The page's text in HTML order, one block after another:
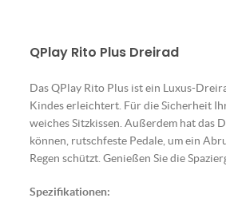
QPlay Rito Plus Dreirad
Das QPlay Rito Plus ist ein Luxus-
Kindes erleichtert. Für die Sicherheit
weiches Sitzkissen. Außerdem hat das
können, rutschfeste Pedale, um ein
Regen schützt. Genießen Sie die
Spezifikationen: